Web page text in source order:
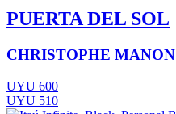
PUERTA DEL SOL
CHRISTOPHE MANON
UYU 600
UYU 510